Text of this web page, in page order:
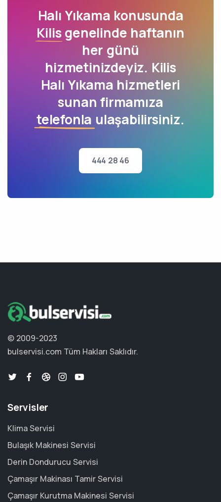
Halı Yıkama konusunda
Kilisgenelinde haftanın
her günü
hizmetinizdeyiz. Kilis
Halı Yıkama hizmetleri
sunan firmamıza
telefonla ulaşabilirsiniz.
444 28 46
© 2009-2023
bulservisi.com Tüm Hakları Saklıdır.
Servisler
Klima Servisi
Bulaşık Makinesi Servisi
Derin Dondurucu Servisi
Çamaşır Makinası Tamir Servisi
Çamaşır Kurutma Makinesi Servisi